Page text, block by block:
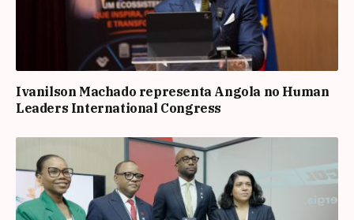
Ivanilson Machado representa Angola no Human
Leaders International Congress